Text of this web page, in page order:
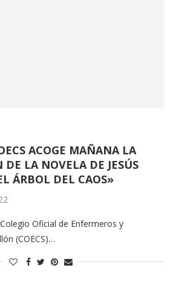
ACOGE MAÑANA LA
DE LA NOVELA DE JESÚS
ÁRBOL DEL CAOS»
Oficial de Enfermeros y
(COECS)…